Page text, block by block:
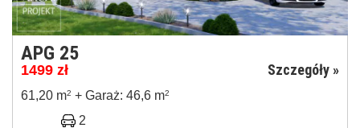
APG 25
1499 zł Szczegóły »
61,20 m2 + Garaż: 46,6 m2
2